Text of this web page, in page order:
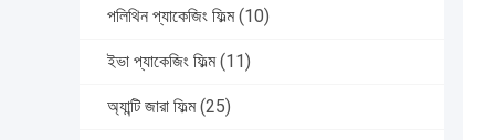
পলিথিন প্যাকেজিং ফিল্ম (10)
ইভা প্যাকেজিং ফিল্ম (11)
অ্যান্টি জারা ফিল্ম (25)